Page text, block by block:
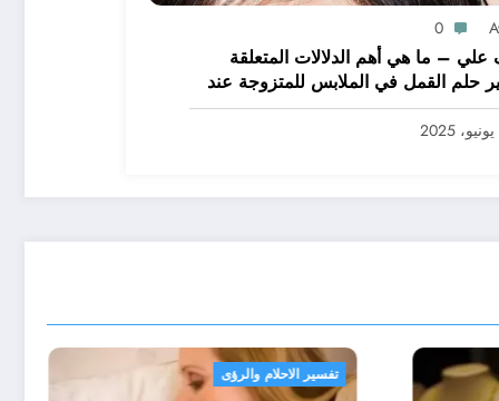
0
– ما هي أهم الدلالات المتعلقة
حلم القمل في الملابس للمتزوجة عند
– بالتفصيل
تفسير الاحلام والرؤى